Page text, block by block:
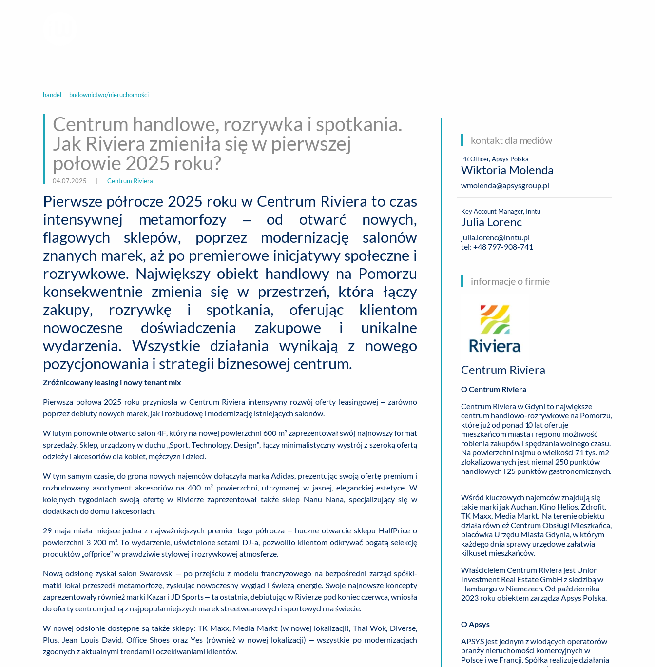
handel budownictwo/nieruchomości
Centrum handlowe, rozrywka i spotkania.
Jak Riviera zmieniła się w pierwszej
połowie 2025 roku?
04.07.2025 Centrum Riviera
Pierwsze półrocze 2025 roku w Centrum Riviera to czas
intensywnej metamorfozy – od otwarć nowych,
flagowych sklepów, poprzez modernizację salonów
znanych marek, aż po premierowe inicjatywy społeczne i
rozrywkowe. Największy obiekt handlowy na Pomorzu
konsekwentnie zmienia się w przestrzeń, która łączy
zakupy, rozrywkę i spotkania, oferując klientom
nowoczesne doświadczenia zakupowe i unikalne
wydarzenia. Wszystkie działania wynikają z nowego
pozycjonowania i strategii biznesowej centrum.
Zróżnicowany leasing i nowy tenant mix
Pierwsza połowa 2025 roku przyniosła w Centrum Riviera intensywny rozwój oferty leasingowej – zarówno
poprzez debiuty nowych marek, jak i rozbudowę i modernizację istniejących salonów.
W lutym ponownie otwarto salon 4F, który na nowej powierzchni 600 m² zaprezentował swój najnowszy format
sprzedaży. Sklep, urządzony w duchu „Sport, Technology, Design”, łączy minimalistyczny wystrój z szeroką ofertą
odzieży i akcesoriów dla kobiet, mężczyzn i dzieci.
W tym samym czasie, do grona nowych najemców dołączyła marka Adidas, prezentując swoją ofertę premium i
rozbudowany asortyment akcesoriów na 400 m² powierzchni, utrzymanej w jasnej, eleganckiej estetyce. W
kolejnych tygodniach swoją ofertę w Rivierze zaprezentował także sklep Nanu Nana, specjalizujący się w
dodatkach do domu i akcesoriach.
29 maja miała miejsce jedna z najważniejszych premier tego półrocza – huczne otwarcie sklepu HalfPrice o
powierzchni 3 200 m². To wydarzenie, uświetnione setami DJ-a, pozwoliło klientom odkrywać bogatą selekcję
produktów „offprice” w prawdziwie stylowej i rozrywkowej atmosferze.
Nową odsłonę zyskał salon Swarovski – po przejściu z modelu franczyzowego na bezpośredni zarząd spółki-
matki lokal przeszedł metamorfozę, zyskując nowoczesny wygląd i świeżą energię. Swoje najnowsze koncepty
zaprezentowały również marki Kazar i JD Sports – ta ostatnia, debiutując w Rivierze pod koniec czerwca, wniosła
do oferty centrum jedną z najpopularniejszych marek streetwearowych i sportowych na świecie.
W nowej odsłonie dostępne są także sklepy: TK Maxx, Media Markt (w nowej lokalizacji), Thai Wok, Diverse,
Plus, Jean Louis David, Office Shoes oraz Yes (również w nowej lokalizacji) – wszystkie po modernizacjach
zgodnych z aktualnymi trendami i oczekiwaniami klientów.
kontakt dla mediów
PR Officer, Apsys Polska
Wiktoria Molenda
wmolenda@apsysgroup.pl
Key Account Manager, Inntu
Julia Lorenc
julia.lorenc@inntu.pl
tel: +48 797-908-741
informacje o firmie
Centrum Riviera
O Centrum Riviera
Centrum Riviera w Gdyni to największe
centrum handlowo-rozrywkowe na Pomorzu,
które już od ponad 10 lat oferuje
mieszkańcom miasta i regionu możliwość
robienia zakupów i spędzania wolnego czasu.
Na powierzchni najmu o wielkości 71 tys. m2
zlokalizowanych jest niemal 250 punktów
handlowych i 25 punktów gastronomicznych.
Wśród kluczowych najemców znajdują się
takie marki jak Auchan, Kino Helios, Zdrofit,
TK Maxx, Media Markt. Na terenie obiektu
działa również Centrum Obsługi Mieszkańca,
placówka Urzędu Miasta Gdynia, w którym
każdego dnia sprawy urzędowe załatwia
kilkuset mieszkańców.
Właścicielem Centrum Riviera jest Union
Investment Real Estate GmbH z siedzibą w
Hamburgu w Niemczech. Od października
2023 roku obiektem zarządza Apsys Polska.
O Apsys
APSYS jest jednym z wiodących operatorów
branży nieruchomości komercyjnych w
Polsce i we Francji. Spółka realizuje działania